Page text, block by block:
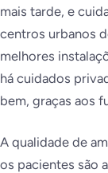
mais tarde, e
centros urbanos
melhores
há cuidados
bem, graças aos
A qualidade de
os pacientes são